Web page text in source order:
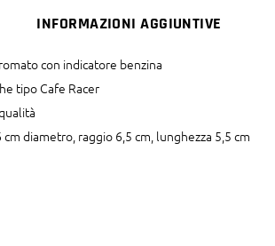
INFORMAZIONI AGGIUNTIVE
con indicatore benzina
tipo Cafe Racer
diametro, raggio 6,5 cm, lunghezza 5,5 cm